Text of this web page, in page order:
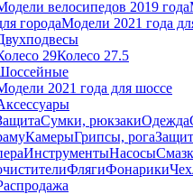
велосипедов 2019 года
городаМодели 2021 года
29Колесо 27.5
2021 года для шоссе
Сумки, рюкзакиОдежда
КамерыГрипсы, рога
ИнструментыНасосы
ФлягиФонарики